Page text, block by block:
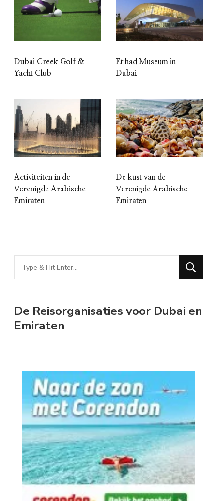
Dubai Creek Golf &
Yacht Club
Etihad Museum in
Dubai
Activiteiten in de
Verenigde Arabische
Emiraten
De kust van de
Verenigde Arabische
Emiraten
Looking
for
De Reisorganisaties voor Dubai en
Emiraten